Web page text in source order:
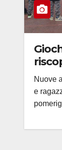
Nuove
e